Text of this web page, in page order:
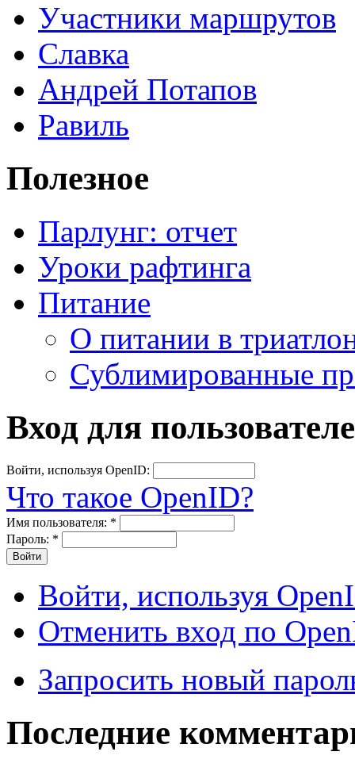
Участники маршрутов
Славка
Андрей Потапов
Равиль
Полезное
Парлунг: отчет
Уроки рафтинга
Питание
О питании в
Сублимированные
Вход для
Войти, используя OpenID:
Что такое OpenID?
Имя пользователя: *
Пароль: *
Войти, используя
Отменить вход по
Запросить новый
Последние